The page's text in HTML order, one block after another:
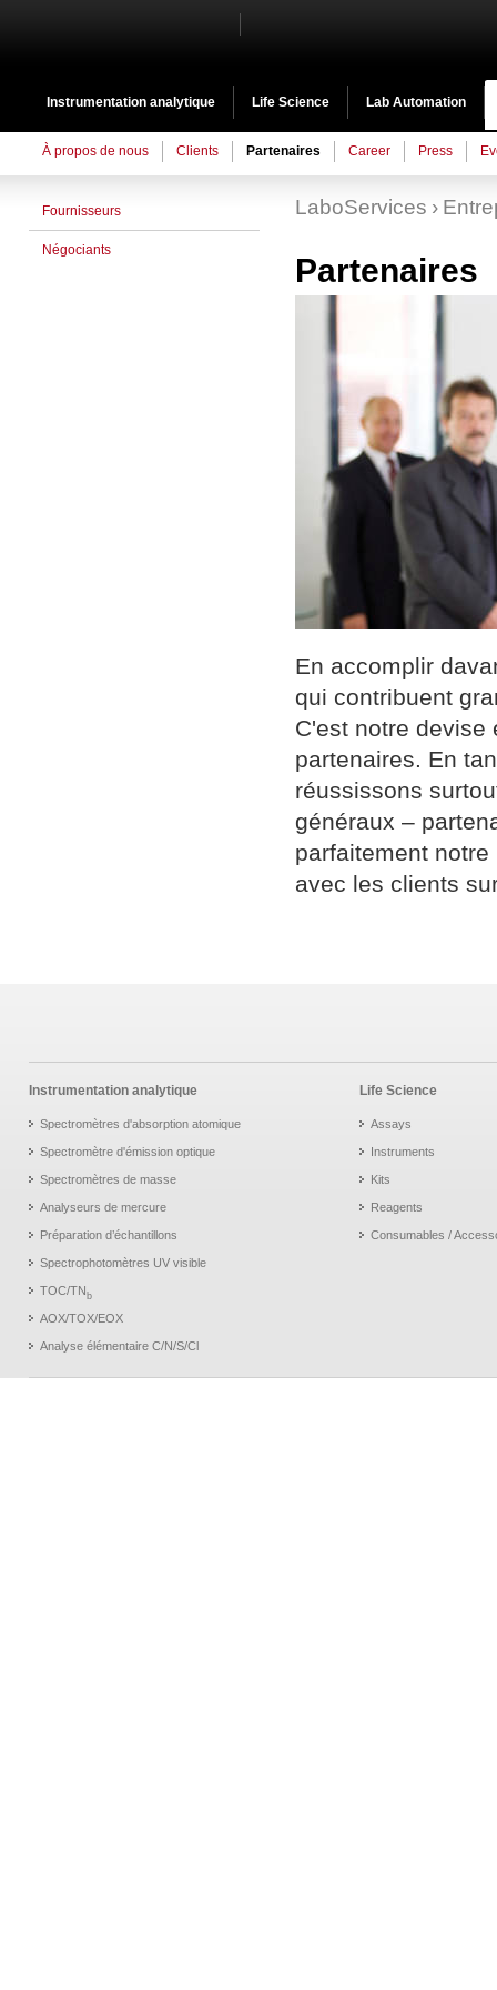
Instrumentation analytique Life Science Lab Automation
À propos de nous Clients Partenaires Career Press
Fournisseurs
Négociants
LaboServices
Partenaires
En accomplir
qui contribuent
C'est notre devise
partenaires. En
réussissons
généraux –
parfaitement
avec les clients
Instrumentation analytique
Spectromètres d'absorption atomique
Spectromètre d'émission optique
Spectromètres de masse
Analyseurs de mercure
Préparation d’échantillons
Spectrophotomètres UV visible
TOC/TN b
AOX/TOX/EOX
Analyse élémentaire C/N/S/Cl
Life Science
Assays
Instruments
Kits
Reagents
Consumables /